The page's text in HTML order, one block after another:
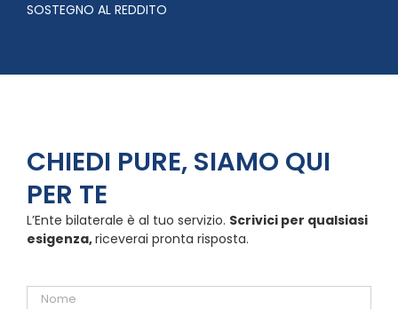
SOSTEGNO AL REDDITO
CHIEDI PURE, SIAMO QUI
PER TE
L’Ente bilaterale è al tuo servizio. Scrivici per qualsiasi
esigenza,riceverai pronta risposta.